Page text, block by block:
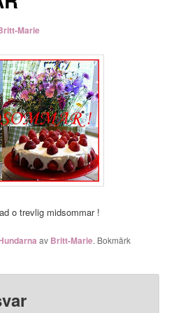
Marie
o trevlig midsommar !
av Britt-Marie. Bokmärk